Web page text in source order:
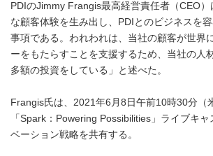
PDIのJimmy Frangis最高経営責任者（CEO）
な顧客体験を生み出し、PDIとのビジネスを
事項である。われわれは、当社の顧客が世界
ーをもたらすことを支援するため、当社の人
多額の投資をしている」と述べた。
Frangis氏は、2021年6月8日午前10時30分（
「Spark：Powering Possibilities」ライブキャ
ベーション戦略を共有する。